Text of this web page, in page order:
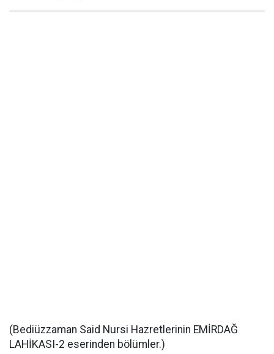
(Bediüzzaman Said Nursi Hazretlerinin EMİRDAĞ
LAHİKASI-2 eserinden bölümler.)